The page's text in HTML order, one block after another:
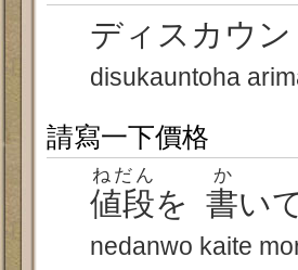
ディスカウ
disukauntoha
請寫一下價格
値段
ねだん
を 書
か
い
nedanwo kaite